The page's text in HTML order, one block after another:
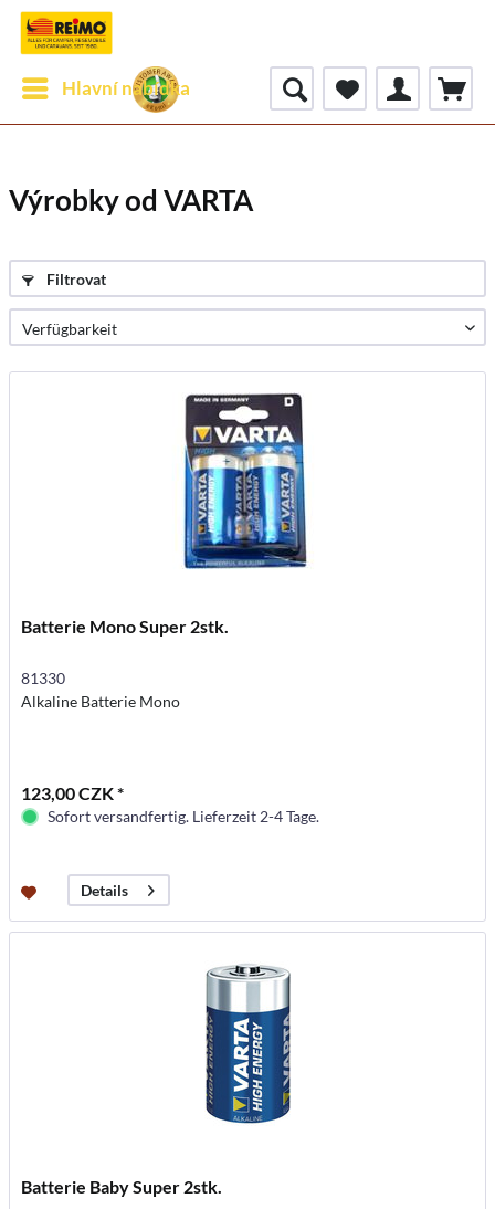
Hlavní nabídka
Výrobky od VARTA
Filtrovat
Batterie Mono Super 2stk.
81330
Alkaline Batterie Mono
123,00 CZK *
Sofort versandfertig. Lieferzeit 2-4 Tage.
Details
Batterie Baby Super 2stk.